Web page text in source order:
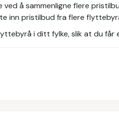
å sammenligne flere
inn pristilbud fra flere
i ditt fylke, slik at du får